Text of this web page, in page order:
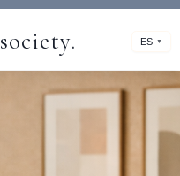
society. ES ▼